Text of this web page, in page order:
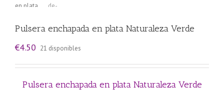
Pulsera enchapada en plata Naturaleza Verde
€4.50 21 disponibles
Pulsera enchapada en plata Naturaleza Verde